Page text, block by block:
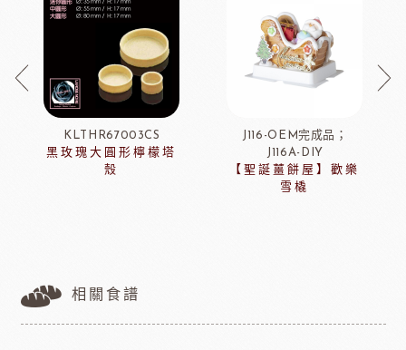
KLTHR67003CS
黑玫瑰大圓形檸檬塔
殼
J116-OEM完成品；
J116A-DIY
【聖誕薑餅屋】歡樂
雪橇
相關食譜